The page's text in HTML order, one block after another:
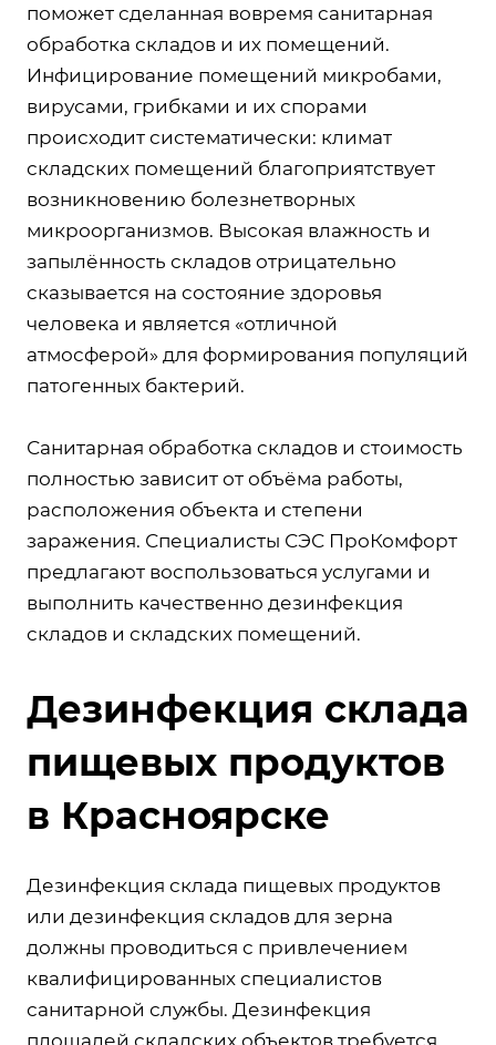
поможет сделанная вовремя санитарная
обработка складов и их помещений.
Инфицирование помещений микробами,
вирусами, грибками и их спорами
происходит систематически: климат
складских помещений благоприятствует
возникновению болезнетворных
микроорганизмов. Высокая влажность и
запылённость складов отрицательно
сказывается на состояние здоровья
человека и является «отличной
атмосферой» для формирования популяций
патогенных бактерий.
Санитарная обработка складов и стоимость
полностью зависит от объёма работы,
расположения объекта и степени
заражения. Специалисты СЭС ПроКомфорт
предлагают воспользоваться услугами и
выполнить качественно дезинфекция
складов и складских помещений.
Дезинфекция склада
пищевых продуктов
в Красноярске
Дезинфекция склада пищевых продуктов
или дезинфекция складов для зерна
должны проводиться с привлечением
квалифицированных специалистов
санитарной службы. Дезинфекция
площадей складских объектов требуется